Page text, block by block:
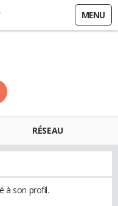
MENU
RÉSEAU
à son profil.